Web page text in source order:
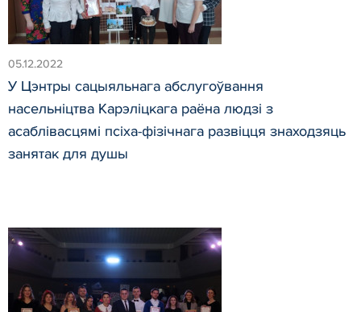
05.12.2022
У Цэнтры сацыяльнага абслугоўвання
насельніцтва Карэліцкага раёна людзі з
асаблівасцямі псіха-фізічнага развіцця знаходзяць
занятак для душы